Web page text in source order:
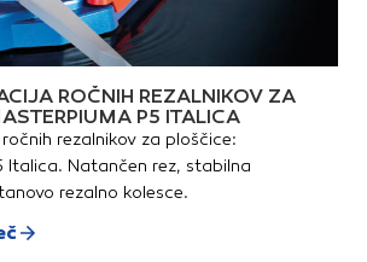
ROČNIH REZALNIKOV ZA
P5 ITALICA
rezalnikov za ploščice:
Italica. Natančen rez, stabilna
rezalno kolesce.